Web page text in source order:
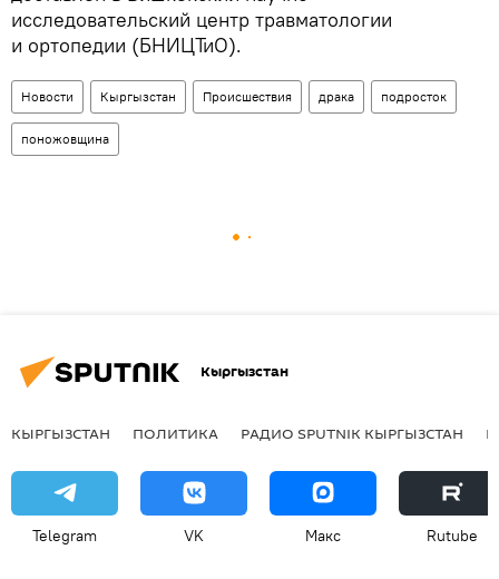
исследовательский центр травматологии
и ортопедии (БНИЦТиО).
Новости Кыргызстан Происшествия драка подросток
поножовщина
Кыргызстан
КЫРГЫЗСТАН ПОЛИТИКА РАДИО SPUTNIK КЫРГЫЗСТАН
Telegram VK Макс Rutube